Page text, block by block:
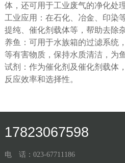
体，还可用于工业废气的净化处理
工业应用：在石化、冶金、印染
提纯、催化剂载体等，帮助去除
养鱼：可用于水族箱的过滤系统
等有害物质，保持水质清洁，为
试剂：作为催化剂及催化剂载体
反应效率和选择性。
17823067598
电 话：023-67711186